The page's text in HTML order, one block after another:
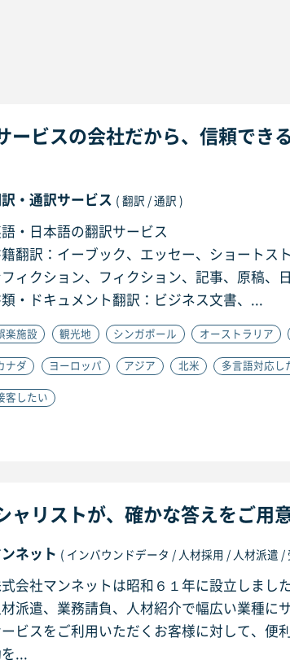
ービスの会社だから、信頼でき
・通訳サービス ( 翻訳 / 通訳 )
・日本語の翻訳サービス
翻訳：イーブック、エッセー、ショートス
ィクション、フィクション、記事、原稿、
・ドキュメント翻訳：ビジネス文書、...
楽施設 観光地 シンガポール オーストラリア
ナダ ヨーロッパ アジア 北米 多言語対応し
客したい
ャリストが、確かな答えをご用意
ネット ( インバウンドデータ / 人材採用 / 人材派遣 /
会社マンネットは昭和６１年に設立しまし
派遣、業務請負、人材紹介で幅広い業種に
ビスをご利用いただくお客様に対して、便
...